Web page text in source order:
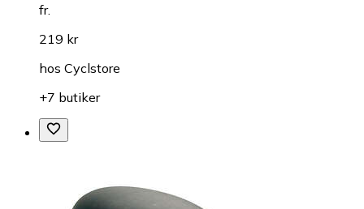
fr.
219 kr
hos Cyclstore
+7 butiker